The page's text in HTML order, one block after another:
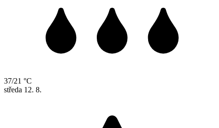
37/21 °C
středa 12. 8.